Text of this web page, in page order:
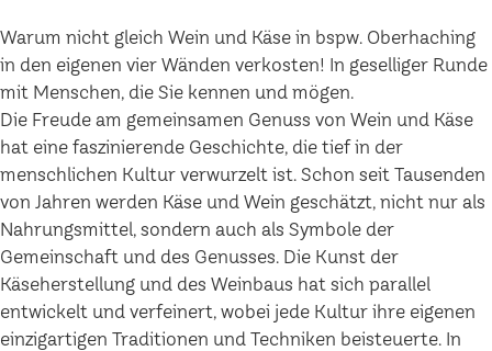
Warum nicht gleich Wein und Käse in bspw. Oberhaching
in den eigenen vier Wänden verkosten! In geselliger Runde
mit Menschen, die Sie kennen und mögen.
Die Freude am gemeinsamen Genuss von Wein und Käse
hat eine faszinierende Geschichte, die tief in der
menschlichen Kultur verwurzelt ist. Schon seit Tausenden
von Jahren werden Käse und Wein geschätzt, nicht nur als
Nahrungsmittel, sondern auch als Symbole der
Gemeinschaft und des Genusses. Die Kunst der
Käseherstellung und des Weinbaus hat sich parallel
entwickelt und verfeinert, wobei jede Kultur ihre eigenen
einzigartigen Traditionen und Techniken beisteuerte. In